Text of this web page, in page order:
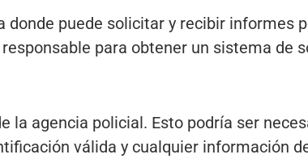
puede solicitar y recibir informes
para obtener un sistema de
agencia policial. Esto podría ser
válida y cualquier información